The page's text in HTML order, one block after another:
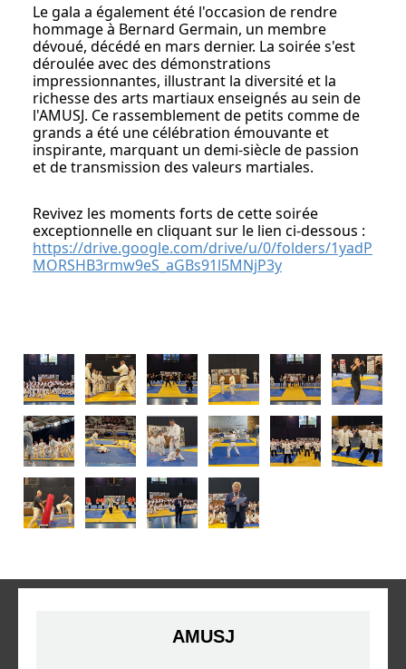
Le gala a également été l'occasion de rendre
hommage à Bernard Germain, un membre
dévoué, décédé en mars dernier. La soirée s'est
déroulée avec des démonstrations
impressionnantes, illustrant la diversité et la
richesse des arts martiaux enseignés au sein de
l'AMUSJ. Ce rassemblement de petits comme de
grands a été une célébration émouvante et
inspirante, marquant un demi-siècle de passion
et de transmission des valeurs martiales.
Revivez les moments forts de cette soirée
exceptionnelle en cliquant sur le lien ci-dessous :
https://drive.google.com/drive/u/0/folders/1yadP
MORSHB3rmw9eS_aGBs91l5MNjP3y
AMUSJ